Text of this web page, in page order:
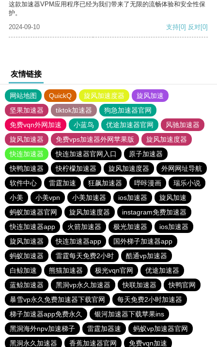
这款加速器VPM应用程序已经为我们带来了无限的流畅体验和安全性保
护。
2024-09-10
支持[0] 反对[0]
友情链接
网站地图 QuickQ 旋风加速度器
旋风加速
坚果加速器
tiktok加速器
狗急加速器官网
免费vqn外网加速
小蓝鸟 优途加速器官网
风驰加速器
旋风加速器
免费vps加速器外网苹果版
旋风加速度器
快连加速器
快连加速器官网入口
原子加速器
快鸭加速器
快柠檬加速器 旋风加速度器
外网网址导航
软件中心
雷霆加速 狂飙加速器 哔咔漫画
瑞乐小说
小美
小美vpn 小美加速器 ios加速器
旋风加速
蚂蚁加速器官网
旋风加速度器
instagram免费加速器
快连加速器app
火箭加速器 极光加速器
ios加速器
旋风加速器
快连加速器app
国外梯子加速器app
蚂蚁加速器
雷霆每天免费2小时
酷通vp加速器
白鲸加速
熊猫加速器 极光vqn官网
优途加速器
蓝鲸加速器
黑洞vp永久加速器 快联加速器
快鸭官网
暴雪vp永久免费加速器下载官网
每天免费2小时加速器
梯子加速器app免费永久
银河加速器下载苹果ins
黑洞海外npv加速梯子
雷霆加器速
蚂蚁vp加速器官网
黑洞永久加速器
香蕉加速器官网 免费vqn加速